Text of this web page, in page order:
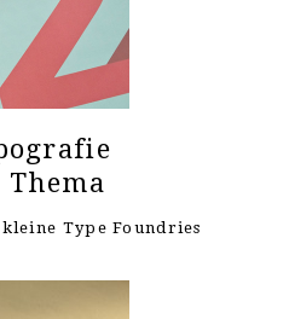
Type Foundries